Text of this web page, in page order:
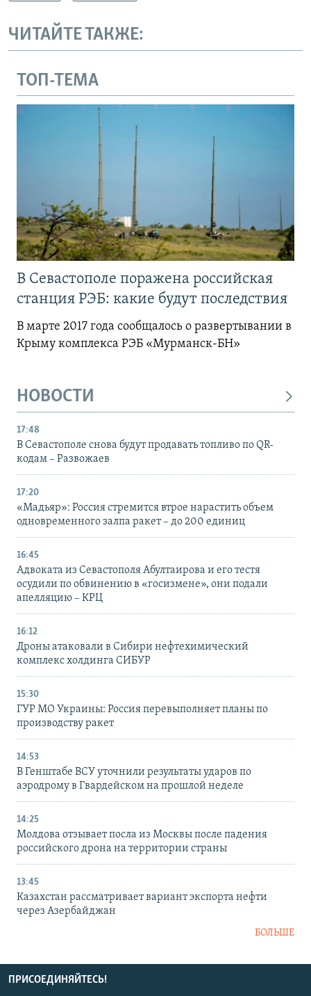
ЧИТАЙТЕ ТАКЖЕ:
ТОП-ТЕМА
В Севастополе поражена российская
станция РЭБ: какие будут последствия
В марте 2017 года сообщалось о развертывании в
Крыму комплекса РЭБ «Мурманск-БН»
НОВОСТИ
17:48
В Севастополе снова будут продавать топливо по QR-
кодам – Развожаев
17:20
«Мадьяр»: Россия стремится втрое нарастить объем
одновременного залпа ракет – до 200 единиц
16:45
Адвоката из Севастополя Абултаирова и его тестя
осудили по обвинению в «госизмене», они подали
апелляцию – КРЦ
16:12
Дроны атаковали в Сибири нефтехимический
комплекс холдинга СИБУР
15:30
ГУР МО Украины: Россия перевыполняет планы по
производству ракет
14:53
В Генштабе ВСУ уточнили результаты ударов по
аэродрому в Гвардейском на прошлой неделе
14:25
Молдова отзывает посла из Москвы после падения
российского дрона на территории страны
13:45
Казахстан рассматривает вариант экспорта нефти
через Азербайджан
БОЛЬШЕ
ПРИСОЕДИНЯЙТЕСЬ!